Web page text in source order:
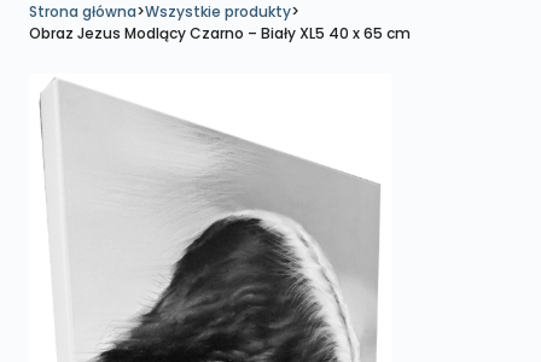
Strona główna>Wszystkie produkty>
Obraz Jezus Modlący Czarno – Biały XL5 40 x 65 cm